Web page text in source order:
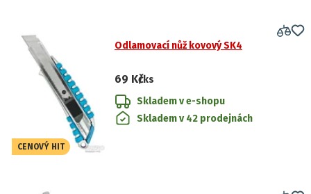
CENOVÝ HIT
Odlamovací nůž kovový SK4
69 Kč/ks
Skladem v e-shopu
Skladem v 42 prodejnách